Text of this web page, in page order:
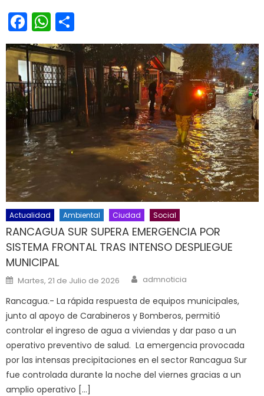
Facebook
WhatsApp
Actualidad Ambiental Ciudad Social
RANCAGUA SUR SUPERA EMERGENCIA POR
SISTEMA FRONTAL TRAS INTENSO DESPLIEGUE
MUNICIPAL
Posted on
Martes, 21 de Julio de 2026 Author
admnoticia
Rancagua.- La rápida respuesta de equipos municipales,
junto al apoyo de Carabineros y Bomberos, permitió
controlar el ingreso de agua a viviendas y dar paso a un
operativo preventivo de salud. La emergencia provocada
por las intensas precipitaciones en el sector Rancagua Sur
fue controlada durante la noche del viernes gracias a un
amplio operativo […]